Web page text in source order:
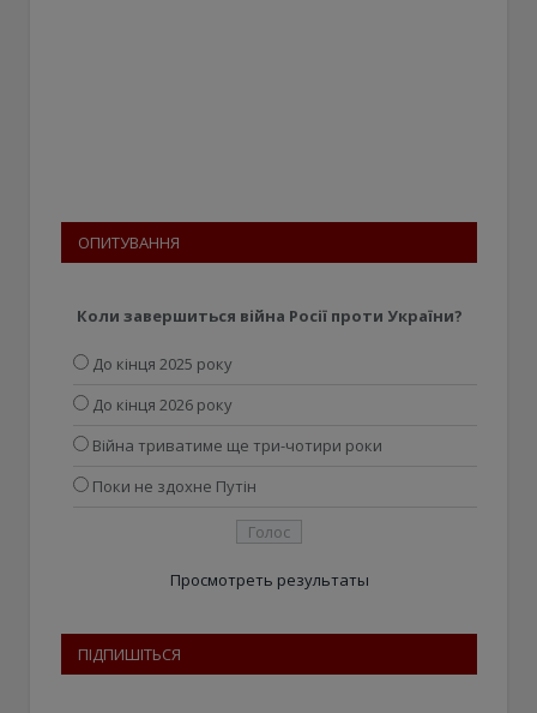
ОПИТУВАННЯ
Коли завершиться війна Росії проти України?
До кінця 2025 року
До кінця 2026 року
Війна триватиме ще три-чотири роки
Поки не здохне Путін
Просмотреть результаты
ПІДПИШІТЬСЯ